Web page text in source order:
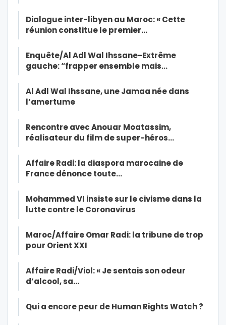
Dialogue inter-libyen au Maroc: « Cette
réunion constitue le premier…
Enquête/Al Adl Wal Ihssane-Extrême
gauche: “frapper ensemble mais…
Al Adl Wal Ihssane, une Jamaa née dans
l’amertume
Rencontre avec Anouar Moatassim,
réalisateur du film de super-héros…
Affaire Radi: la diaspora marocaine de
France dénonce toute…
Mohammed VI insiste sur le civisme dans la
lutte contre le Coronavirus
Maroc/Affaire Omar Radi: la tribune de trop
pour Orient XXI
Affaire Radi/Viol: « Je sentais son odeur
d’alcool, sa…
Qui a encore peur de Human Rights Watch ?